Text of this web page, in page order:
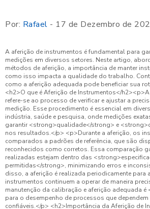
Por: Rafael - 17 de Dezembro de
A aferição de instrumentos é fundamental para garantir a precisão nas medições em diversos setores. Neste artigo, abordaremos os principais métodos de aferição, a importância de manter instrumentos calibrados e como isso impacta a qualidade do trabalho. Continue lendo e descubra como a aferição adequada pode beneficiar sua rotina e operações.<br/> <h2>O que é Aferição de Instrumentos</h2><p>A aferição de instrumentos refere-se ao processo de verificar e ajustar a precisão de equipamentos de medição. Esse procedimento é essencial em diversas áreas, como a indústria, saúde e pesquisa, onde medições exatas são cruciais para garantir <strong>qualidade</strong> e <strong>confiabilidade</strong> nos resultados.</p> <p>Durante a aferição, os instrumentos são comparados a padrões de referência, que são dispositivos ou valores reconhecidos como corretos. Essa comparação garante que as medições realizadas estejam dentro das <strong>especificações permitidas</strong>, minimizando erros e inconsistências.</p> <p>Além disso, a aferição é realizada periodicamente para assegurar que os instrumentos continuem a operar de maneira precisa ao longo do tempo. A manutenção da calibração e aferição adequada é <strong>vital</strong> para o desempenho de processos que dependem de medições precisas e confiáveis.</p> <h2>Importância da Aferição de Instrumentos</h2><p>A aferição de instrumentos é crucial para garantir resultados precisos e confiáveis em diversos setores. Quando os instrumentos de medição estão devidamente aferidos, a qualidade dos dados coletados aumenta significativamente. Isso é especialmente importante em áreas como a produção industrial, farmacêutica e laboratorial, onde pequenas variações podem levar a grandes desvios de qualidade.</p> <p>Além de garantir precisão, a aferição regular ajuda a prevenir falhas em equipamentos e processos. Instrumentos não aferidos podem resultar em erros de medição, produzindo produtos defeituosos ou serviços inadequados, o que pode prejudicar a reputação da empresa e levar a custos adicionais para correção.</p> <p>Outro ponto importante é a <strong>conformidade regulamentar</strong>. Muitas indústrias estão sujeitas a normas rigorosas que exigem a aferição de instrumentos para assegurar a qualidade e segurança dos produtos. O não cumprimento dessas normas pode resultar em penalidades e impactos financeiros significativos.</p> <p>Por fim, a aferição de instrumentos também é fundamental para a <strong>segurança</strong>. Em setores como a saúde e a engenharia, medições imprecisas podem ter consequências graves, podendo até ameaçar vidas. Portanto, a aferição contínua e cuidadosa é um investimento essencial para qualquer organização que dependa de medições precisas.</p> <h2>Métodos Comuns de Aferição</h2><p>A aferição de instrumentos pode ser realizada por meio de diferentes métodos, dependendo do tipo de equipamento e do nível de precisão requerido. Abaixo, apresentamos alguns dos métodos comuns de aferição:</p> <p><strong>Aferição Comparativa:</strong> Neste método, o instrumento a ser aferido é comparado a um padrão de referência. Essa comparação ajuda a identificar desvios e a ajustar o instrumento de acordo.</p> <p><strong>Aferição Direta:</strong> Consiste na medição direta do instrumento utilizando um dispositivo de referência. É comum em laboratórios onde instrumentos de alta precisão são verificados regularmente.</p> <p><strong>Aferição por Transferência:</strong> Um instrumento com uma calibração conhecida é usado para verificar outro instrumento. Este método é útil para aferir múltiplos instrumentos de forma eficiente e rápida.</p> <p><strong>Aferição de Ponto Único:</strong> Utilizado para instrumentos que medem um único parâmetro em uma condição específica. Um exemplo é o uso de pesos padrão para aferir balanças.</p> <p><strong>Aferição em Ambiente Controlado:</strong> Realizada em ambientes com temperatura e umidade controladas, garantido que as condições externas não interfiram nos resultados. É ideal para instrumentos sensíveis.</p> <p>Escolher o método adequado de aferição é vital para assegurar a precisão e confiabilidade nas medições, o que, por sua vez, impacta a qualidade do produto ou serviço final.</p> <h2>Fatores que Influenciam a Aferição</h2><p>Vários fatores podem influenciar a eficácia da aferição de instrumentos e, consequentemente, a precisão das medições realizadas.</p><p>Abaixo estão alguns dos principais fatores a serem considerados:</p><ul><li><strong>Condicionantes Ambientais:</strong> A temperatura, umidade e pressão atmosférica podem afetar o desempenho dos instrumentos de medição. A aferição deve ser realizada em condições ambientais controladas sempre que possível.</li><li><strong>Qualidade dos Padrões de Referência:</strong> Instrumentos de aferição devem ser comparados a padrões de referência devidamente calibrados e certificados. A precisão do instrumento aferido depende da qualidade desse padrão.</li><li><strong>Habilidade do Operador:</strong> A experiência e a formação do profissional que executa a aferição são fundamentais. Um operador qualificado pode garantir que o processo de aferição seja realizado corretamente e que os ajustes necessários sejam feitos com precisão.</li><li><strong>Condições do Instrumento a Ser Aferido:</strong> O estado físico do dispositivo e sua manutenção regular desempenham um papel importante. Instrumentos desgastados podem não fornecer resultados precisos mesmo após a aferição.</li><li><strong>Variação do Produto:</strong> Em alguns casos, a natureza do produto que está sendo medido pode interferir na aferição. Materiais diferentes podem reagir de formas distintas, demandando abordagens específicas de aferição.</li></ul><p>Considerar esses fatores durante o processo de aferição é essencial para garantir resultados confiáveis e a manutenção da qualidade das medições ao longo do tempo.</p> <h2>Periodicidade da Aferição de Instrumentos</h2><p>A periodicidade da aferição de instrumentos é um aspecto crucial para garantir a precisão contínua das medições.<br> A frequência com que a aferição deve ser realizada pode variar dependendo de vários fatores, incluindo o tipo de instrumento, o ambiente de operação e a criticidade das medições.</p><p><strong>Tipo de Instrumento:</strong> Instrumentos mais complexos ou de alta precisão, como balanças laboratoriais, geralmente requerem aferições mais frequentes do que instrumentos de uso geral.<br></p><p><strong>Frequência de Uso:</strong> Instrumentos usados com alta frequência ou em condições severas, como temperaturas extremas ou ambientes corrosivos, podem sofrer maiores desgastes e, portanto, necessitar de aferições mais regulares.<br></p><p><strong>Normas Regulamentares:</strong> Muitas indústrias são regulamentadas por normas que especificam a frequência mínima de aferição para garantir a qualidade e segurança dos produtos.<br> É essencial estar atualizado com essas normas e cumpri-las.<br></p><p><strong>Histórico de Desempenho:</strong> Se um instrumento apresentou